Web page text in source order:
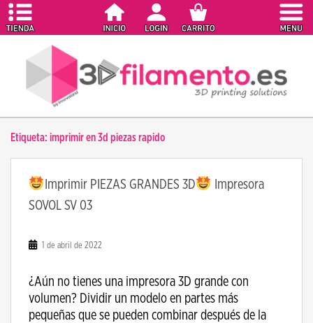
Etiqueta: imprimir en 3d piezas rapido
Imprimir PIEZAS GRANDES 3D
Impresora
SOVOL SV 03
1 de abril de 2022
¿Aún no tienes una impresora 3D grande con
volumen? Dividir un modelo en partes más
pequeñas que se pueden combinar después de la